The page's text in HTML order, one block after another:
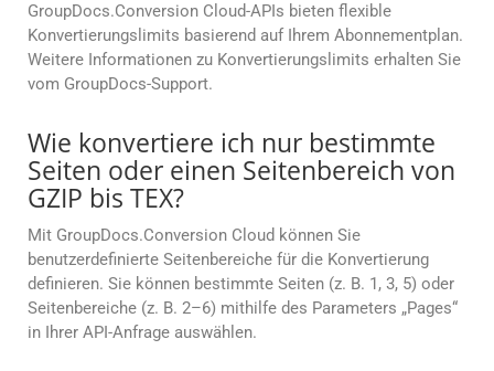
GroupDocs.Conversion Cloud-APIs bieten flexible
Konvertierungslimits basierend auf Ihrem Abonnementplan.
Weitere Informationen zu Konvertierungslimits erhalten Sie
vom GroupDocs-Support.
Wie konvertiere ich nur bestimmte
Seiten oder einen Seitenbereich von
GZIP bis TEX?
Mit GroupDocs.Conversion Cloud können Sie
benutzerdefinierte Seitenbereiche für die Konvertierung
definieren. Sie können bestimmte Seiten (z. B. 1, 3, 5) oder
Seitenbereiche (z. B. 2–6) mithilfe des Parameters „Pages“
in Ihrer API-Anfrage auswählen.